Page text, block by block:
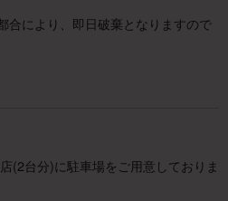
合により、即日破棄となりますので
(2台分)に駐車場をご用意しておりま